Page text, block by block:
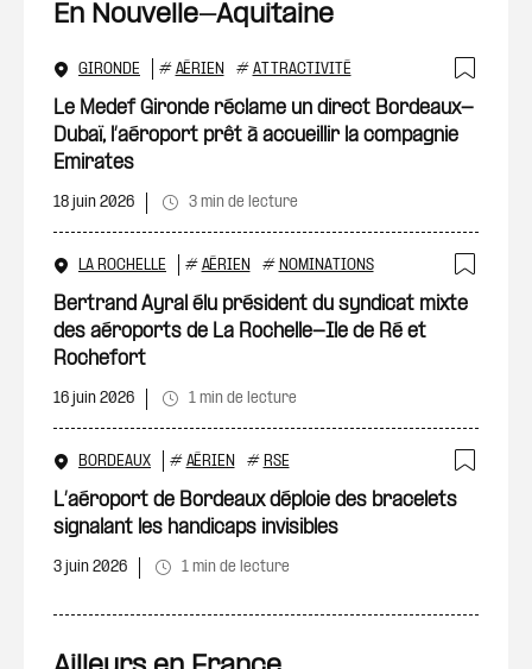
En Nouvelle-Aquitaine
GIRONDE # AÉRIEN # ATTRACTIVITÉ
Le Medef Gironde réclame un direct Bordeaux-
Dubaï, l’aéroport prêt à accueillir la compagnie
Emirates
18 juin 2026 3 min de lecture
LA ROCHELLE # AÉRIEN # NOMINATIONS
Bertrand Ayral élu président du syndicat mixte
des aéroports de La Rochelle-Ile de Ré et
Rochefort
16 juin 2026 1 min de lecture
BORDEAUX # AÉRIEN # RSE
L’aéroport de Bordeaux déploie des bracelets
signalant les handicaps invisibles
3 juin 2026 1 min de lecture